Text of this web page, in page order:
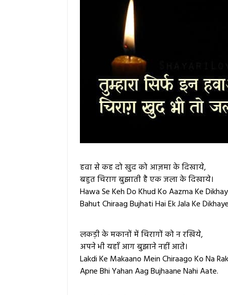
हवा से कह दो खुद को आज़मा के दिखाये,
बहुत चिराग बुझाती है एक जला के दिखाये।
Hawa Se Keh Do Khud Ko Aazma Ke
Bahut Chiraag Bujhati Hai Ek Jala Ke
लकड़ी के मकानों में चिरागों को न रखिये,
अपने भी यहाँ आग बुझाने नहीं आते।
Lakdi Ke Makaano Mein Chiraago Ko Na
Apne Bhi Yahan Aag Bujhaane Nahi Aate.